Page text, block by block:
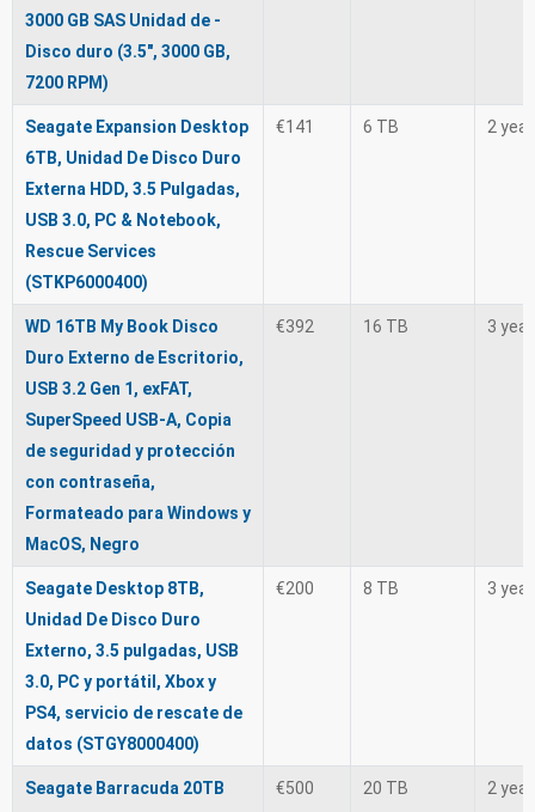
3000 GB SAS Unidad de -
Disco duro (3.5", 3000 GB,
7200 RPM)
Seagate Expansion Desktop
6TB, Unidad De Disco Duro
Externa HDD, 3.5 Pulgadas,
USB 3.0, PC & Notebook,
Rescue Services
(STKP6000400)
€141 6 TB 2
WD 16TB My Book Disco
Duro Externo de Escritorio,
USB 3.2 Gen 1, exFAT,
SuperSpeed USB-A, Copia
de seguridad y protección
con contraseña,
Formateado para Windows y
MacOS, Negro
€392 16 TB 3
Seagate Desktop 8TB,
Unidad De Disco Duro
Externo, 3.5 pulgadas, USB
3.0, PC y portátil, Xbox y
PS4, servicio de rescate de
datos (STGY8000400)
€200 8 TB 3
Seagate Barracuda 20TB
€500 20 TB 2